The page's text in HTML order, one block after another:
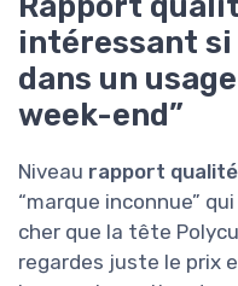
intéressant
dans un
week-end”
Niveau rapport
“marque inconnue”
cher que la tête
regardes juste le prix